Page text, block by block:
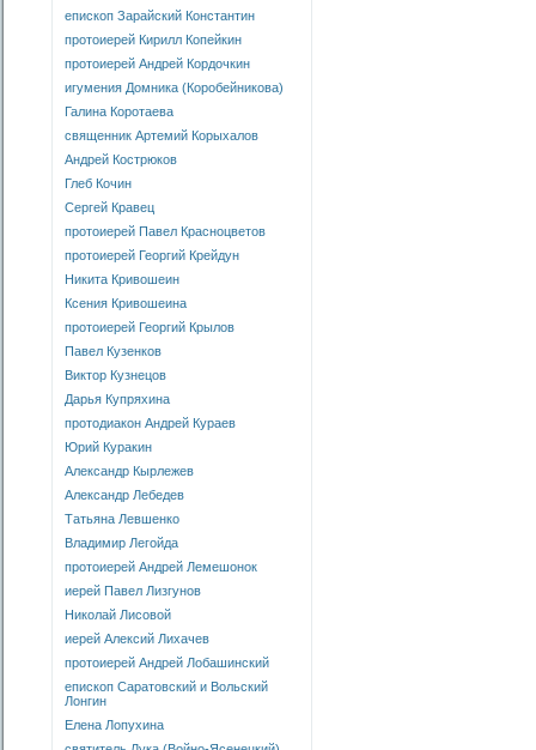
епископ Зарайский Константин
протоиерей Кирилл Копейкин
протоиерей Андрей Кордочкин
игумения Домника (Коробейникова)
Галина Коротаева
священник Артемий Корыхалов
Андрей Кострюков
Глеб Кочин
Сергей Кравец
протоиерей Павел Красноцветов
протоиерей Георгий Крейдун
Никита Кривошеин
Ксения Кривошеина
протоиерей Георгий Крылов
Павел Кузенков
Виктор Кузнецов
Дарья Купряхина
протодиакон Андрей Кураев
Юрий Куракин
Александр Кырлежев
Александр Лебедев
Татьяна Левшенко
Владимир Легойда
протоиерей Андрей Лемешонок
иерей Павел Лизгунов
Николай Лисовой
иерей Алексий Лихачев
протоиерей Андрей Лобашинский
епископ Саратовский и Вольский
Лонгин
Елена Лопухина